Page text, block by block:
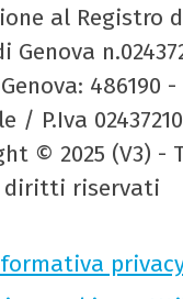
al Registro
Genova
486190
/ P.Iva
© 2025 (V3) -
diritti riservati